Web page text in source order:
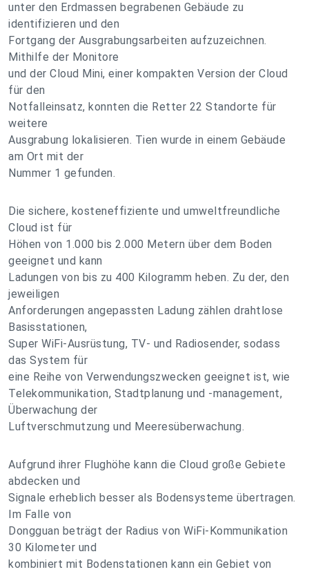
unter den Erdmassen begrabenen Gebäude zu
identifizieren und den
Fortgang der Ausgrabungsarbeiten aufzuzeichnen.
Mithilfe der Monitore
und der Cloud Mini, einer kompakten Version der Cloud
für den
Notfalleinsatz, konnten die Retter 22 Standorte für
weitere
Ausgrabung lokalisieren. Tien wurde in einem Gebäude
am Ort mit der
Nummer 1 gefunden.
Die sichere, kosteneffiziente und umweltfreundliche
Cloud ist für
Höhen von 1.000 bis 2.000 Metern über dem Boden
geeignet und kann
Ladungen von bis zu 400 Kilogramm heben. Zu der, den
jeweiligen
Anforderungen angepassten Ladung zählen drahtlose
Basisstationen,
Super WiFi-Ausrüstung, TV- und Radiosender, sodass
das System für
eine Reihe von Verwendungszwecken geeignet ist, wie
Telekommunikation, Stadtplanung und -management,
Überwachung der
Luftverschmutzung und Meeresüberwachung.
Aufgrund ihrer Flughöhe kann die Cloud große Gebiete
abdecken und
Signale erheblich besser als Bodensysteme übertragen.
Im Falle von
Dongguan beträgt der Radius von WiFi-Kommunikation
30 Kilometer und
kombiniert mit Bodenstationen kann ein Gebiet von